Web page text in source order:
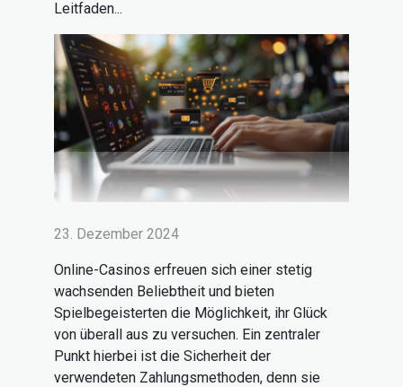
Leitfaden...
23. Dezember 2024
Online-Casinos erfreuen sich einer stetig
wachsenden Beliebtheit und bieten
Spielbegeisterten die Möglichkeit, ihr Glück
von überall aus zu versuchen. Ein zentraler
Punkt hierbei ist die Sicherheit der
verwendeten Zahlungsmethoden, denn sie